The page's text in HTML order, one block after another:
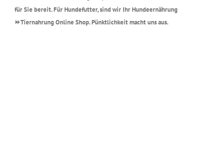
für Sie bereit. Für Hundefutter, sind wir Ihr Hundeernährung
⏩Tiernahrung Online Shop. Pünktlichkeit macht uns aus.